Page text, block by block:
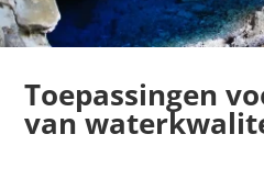
Toepassingen
van